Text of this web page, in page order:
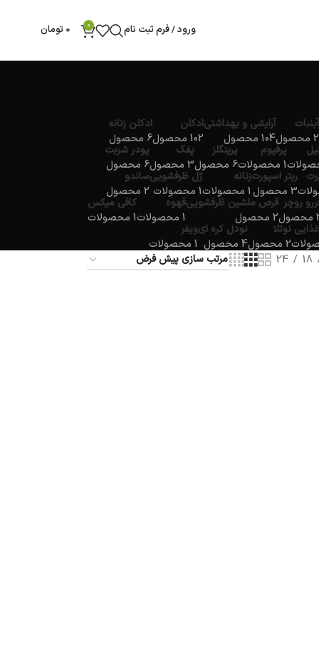
ورود / فرم ثبت نام 0
0 تومان
آبنبات
2 محصول
آرایشی و بهداشتی
104 محصول
ادکلن
102 محصول
ادکلن زنانه
6 محصول
پرفیوم
1 محصولات
پرینگلز
6 محصول
پفک
3 محصول
پودر شربت
6 محصول
ریتر اسپورت
3 محصول
زنانه
1 محصولات
ژل ظرفشویی
1 محصولات
ساندو
2 محصول
روچر قرص ملشین ظرفشویی
2 محصول
قهوه
1 محصولات
کافی میکس
1 محصولات
نوتلا
2 محصول
نودل کره ای
4 محصول
ویفر
1 محصولات
18
24